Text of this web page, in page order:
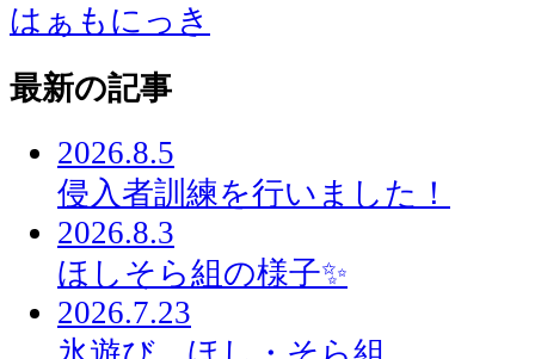
はぁもにっき
最新の記事
2026.8.5
侵入者訓練を行いました！
2026.8.3
ほしそら組の様子✨
2026.7.23